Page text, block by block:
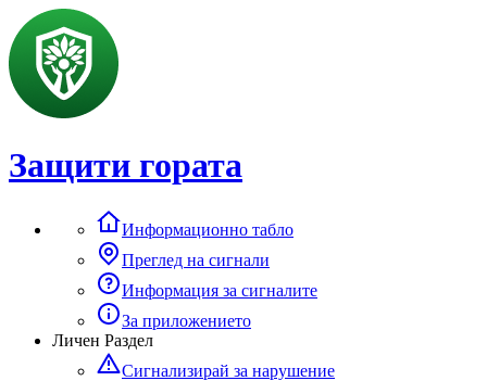
Защити гората
Информационно табло
Преглед на сигнали
Информация за сигналите
За приложението
Личен Раздел
Сигнализирай за нарушение